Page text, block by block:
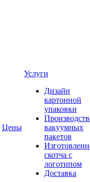
Цены
Услуги
Дизайн
картонной
упаковки
вакуумных
пакетов
скотча с
логотипом
Доставка